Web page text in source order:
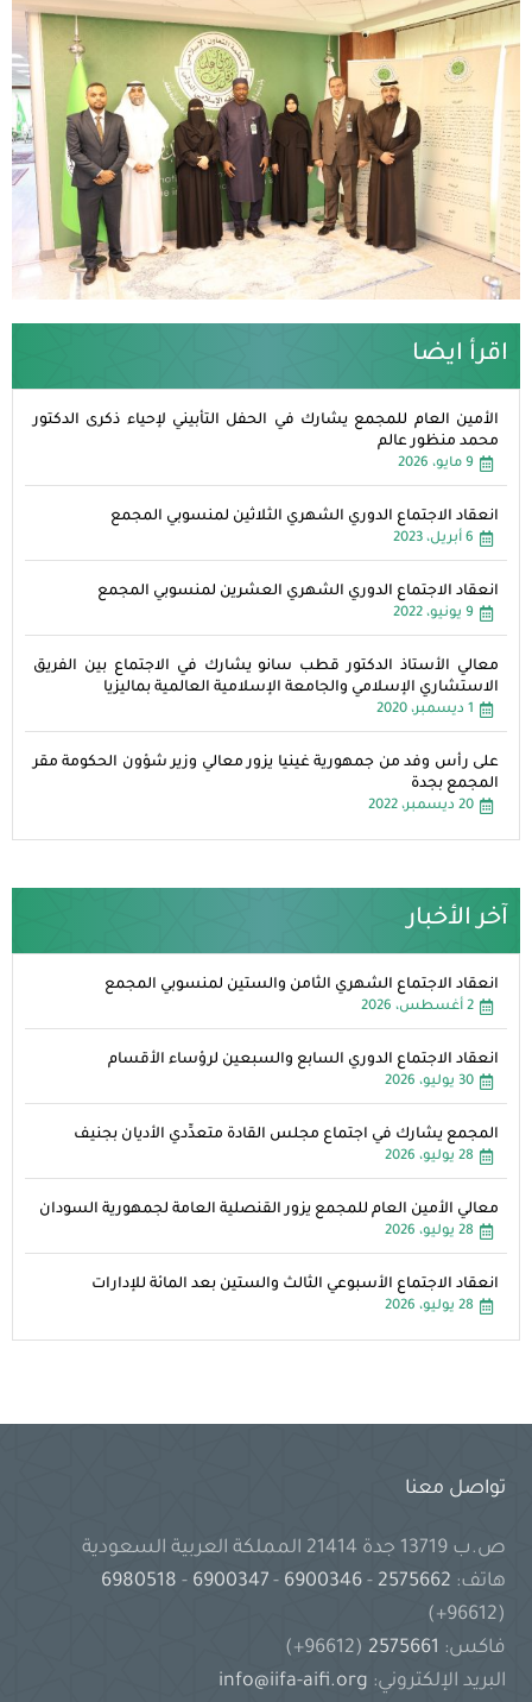
اقرأ ايضا
الأمين العام للمجمع يشارك في الحفل التأبيني لإحياء ذكرى الدكتور
محمد منظور عالم
9 مايو، 2026
انعقاد الاجتماع الدوري الشهري الثلاثين لمنسوبي المجمع
6 أبريل، 2023
انعقاد الاجتماع الدوري الشهري العشرين لمنسوبي المجمع
9 يونيو، 2022
معالي الأستاذ الدكتور قطب سانو يشارك في الاجتماع بين الفريق
الاستشاري الإسلامي والجامعة الإسلامية العالمية بماليزيا
1 ديسمبر، 2020
على رأس وفد من جمهورية غينيا يزور معالي وزير شؤون الحكومة مقر
المجمع بجدة
20 ديسمبر، 2022
آخر الأخبار
انعقاد الاجتماع الشهري الثامن والستين لمنسوبي المجمع
2 أغسطس، 2026
انعقاد الاجتماع الدوري السابع والسبعين لرؤساء الأقسام
30 يوليو، 2026
المجمع يشارك في اجتماع مجلس القادة متعدِّدي الأديان بجنيف
28 يوليو، 2026
معالي الأمين العام للمجمع يزور القنصلية العامة لجمهورية السودان
28 يوليو، 2026
انعقاد الاجتماع الأسبوعي الثالث والستين بعد المائة للإدارات
28 يوليو، 2026
تواصل معنا
ص.ب 13719 جدة 21414 المملكة العربية السعودية
هاتف:
-
6900346
-
6900347
-
(96612+)
فاكس:
(96612+)
البريد الإلكتروني: info@iifa-aifi.org